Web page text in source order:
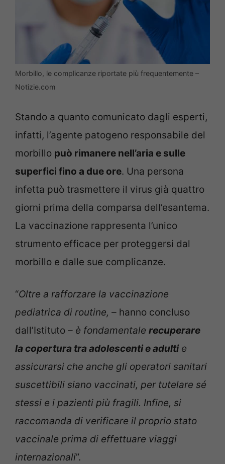
Morbillo, le complicanze riportate più frequentemente –
Notizie.com
Stando a quanto comunicato dagli esperti,
infatti, l’agente patogeno responsabile del
morbillo può rimanere nell’aria e sulle
superfici fino a due ore. Una persona
infetta può trasmettere il virus già quattro
giorni prima della comparsa dell’esantema.
La vaccinazione rappresenta l’unico
strumento efficace per proteggersi dal
morbillo e dalle sue complicanze.
“Oltre a rafforzare la vaccinazione
pediatrica di routine, – hanno concluso
dall’Istituto – è fondamentale recuperare
la copertura tra adolescenti e adultie
assicurarsi che anche gli operatori sanitari
suscettibili siano vaccinati, per tutelare sé
stessi e i pazienti più fragili. Infine, si
raccomanda di verificare il proprio stato
vaccinale prima di effettuare viaggi
internazionali”.